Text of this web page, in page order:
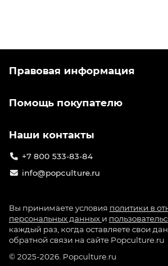
Правовая информация
Помощь покупателю
Наши контакты
+7 800 533-83-84
info@popculture.ru
Вы принимаете условия политики в
персональных данных и
каждый раз, когда оставляете свои
обратной связи на сайте Popculture.ru
© 2025-2026. Popculture.ru